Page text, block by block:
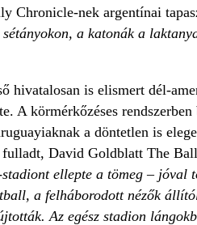
Chronicle-nek argentínai
a katonák a
hivatalosan is elismert dél-
A körmérkőzéses
a döntetlen is
David Goldblatt The
ellepte a tömeg – jóval
a felháborodott nézők
Az egész stadion